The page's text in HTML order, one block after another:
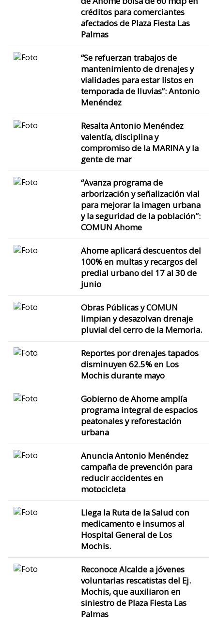
créditos para comerciantes
afectados de Plaza Fiesta Las
Palmas
“Se refuerzan trabajos de
mantenimiento de drenajes y
vialidades para estar listos en
temporada de lluvias”: Antonio
Menéndez
Resalta Antonio Menéndez
valentía, disciplina y
compromiso de la MARINA y la
gente de mar
“Avanza programa de
arborización y señalización vial
para mejorar la imagen urbana
y la seguridad de la población”:
COMUN Ahome
Ahome aplicará descuentos del
100% en multas y recargos del
predial urbano del 17 al 30 de
junio
Obras Públicas y COMUN
limpian y desazolvan drenaje
pluvial del cerro de la Memoria.
Reportes por drenajes tapados
disminuyen 62.5% en Los
Mochis durante mayo
Gobierno de Ahome amplía
programa integral de espacios
peatonales y reforestación
urbana
Anuncia Antonio Menéndez
campaña de prevención para
reducir accidentes en
motocicleta
Llega la Ruta de la Salud con
medicamento e insumos al
Hospital General de Los
Mochis.
Reconoce Alcalde a jóvenes
voluntarias rescatistas del Ej.
Mochis, que auxiliaron en
siniestro de Plaza Fiesta Las
Palmas